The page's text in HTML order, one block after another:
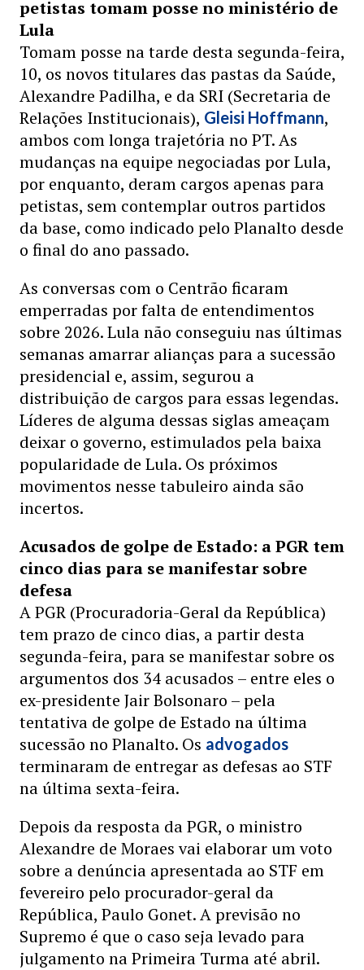
petistas tomam posse no ministério de
Lula
Tomam posse na tarde desta segunda-feira,
10, os novos titulares das pastas da Saúde,
Alexandre Padilha, e da SRI (Secretaria de
Relações Institucionais), Gleisi Hoffmann,
ambos com longa trajetória no PT. As
mudanças na equipe negociadas por Lula,
por enquanto, deram cargos apenas para
petistas, sem contemplar outros partidos
da base, como indicado pelo Planalto desde
o final do ano passado.
As conversas com o Centrão ficaram
emperradas por falta de entendimentos
sobre 2026. Lula não conseguiu nas últimas
semanas amarrar alianças para a sucessão
presidencial e, assim, segurou a
distribuição de cargos para essas legendas.
Líderes de alguma dessas siglas ameaçam
deixar o governo, estimulados pela baixa
popularidade de Lula. Os próximos
movimentos nesse tabuleiro ainda são
incertos.
Acusados de golpe de Estado: a PGR tem
cinco dias para se manifestar sobre
defesa
A PGR (Procuradoria-Geral da República)
tem prazo de cinco dias, a partir desta
segunda-feira, para se manifestar sobre os
argumentos dos 34 acusados – entre eles o
ex-presidente Jair Bolsonaro – pela
tentativa de golpe de Estado na última
sucessão no Planalto. Os advogados
terminaram de entregar as defesas ao STF
na última sexta-feira.
Depois da resposta da PGR, o ministro
Alexandre de Moraes vai elaborar um voto
sobre a denúncia apresentada ao STF em
fevereiro pelo procurador-geral da
República, Paulo Gonet. A previsão no
Supremo é que o caso seja levado para
julgamento na Primeira Turma até abril.